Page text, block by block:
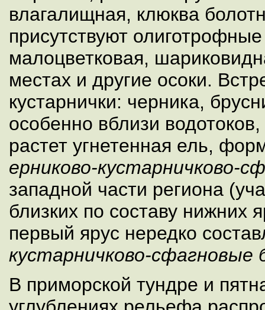
влагалищная, клюква
присутствуют
малоцветковая,
местах и другие осоки.
кустарнички: черника,
особенно вблизи
растет угнетенная ель,
ерниково-кустарничково-
западной части региона
близких по составу нижних
первый ярус нередко
кустарничково-сфагновые
В приморской тундре и